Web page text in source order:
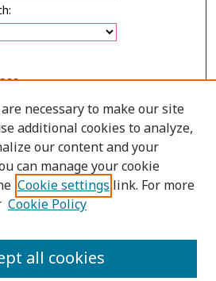
RSS
necessary to make our site
additional cookies to analyze,
our content and your
can manage your cookie
Cookie settings link. For more
Cookie Policy
all cookies